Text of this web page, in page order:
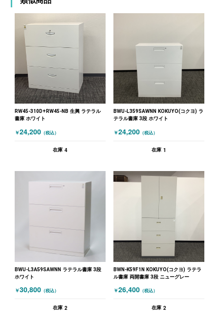
RW45-310D+RW45-NB 生興 ラテラル
書庫 ホワイト
￥24,200 （税込）
在庫 4
BWU-L359SAWNN KOKUYO(コクヨ) ラ
テラル書庫 3段 ホワイト
￥24,200 （税込）
在庫 1
BWU-L3A59SAWNN ラテラル書庫 3段
ホワイト
￥30,800 （税込）
在庫 2
BWN-K59F1N KOKUYO(コクヨ) ラテラ
ル書庫 両開書庫 3段 ニューグレー
￥26,400 （税込）
在庫 2